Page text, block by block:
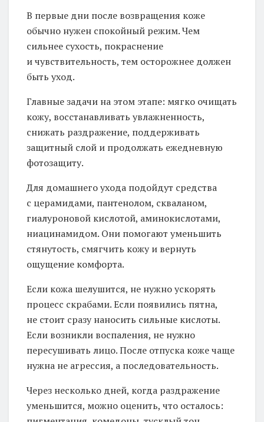
В первые дни после возвращения коже
обычно нужен спокойный режим. Чем
сильнее сухость, покраснение
и чувствительность, тем осторожнее должен
быть уход.
Главные задачи на этом этапе: мягко очищать
кожу, восстанавливать увлажненность,
снижать раздражение, поддерживать
защитный слой и продолжать ежедневную
фотозащиту.
Для домашнего ухода подойдут средства
с церамидами, пантенолом, скваланом,
гиалуроновой кислотой, аминокислотами,
ниацинамидом. Они помогают уменьшить
стянутость, смягчить кожу и вернуть
ощущение комфорта.
Если кожа шелушится, не нужно ускорять
процесс скрабами. Если появились пятна,
не стоит сразу наносить сильные кислоты.
Если возникли воспаления, не нужно
пересушивать лицо. После отпуска коже чаще
нужна не агрессия, а последовательность.
Через несколько дней, когда раздражение
уменьшится, можно оценить, что осталось: